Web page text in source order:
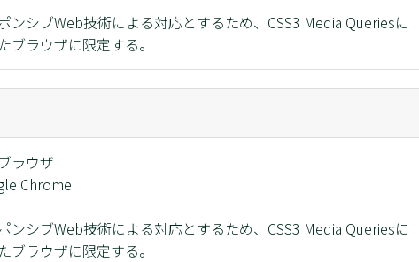
ンシブWeb技術による対応とするため、CSS3 Media Queriesに
ブラウザに限定する。
ラウザ
Chrome
ンシブWeb技術による対応とするため、CSS3 Media Queriesに
ブラウザに限定する。